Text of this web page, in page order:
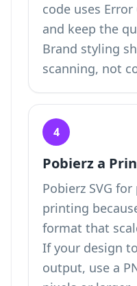
code uses
and keep the
Brand styling
scanning, not
4
Pobierz a
Pobierz SVG
printing
format that
If your design
output, use a